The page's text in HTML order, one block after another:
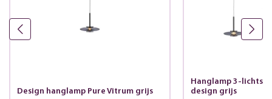
Design hanglamp Pure Vitrum grijs
Hanglamp 3-lichts
design grijs